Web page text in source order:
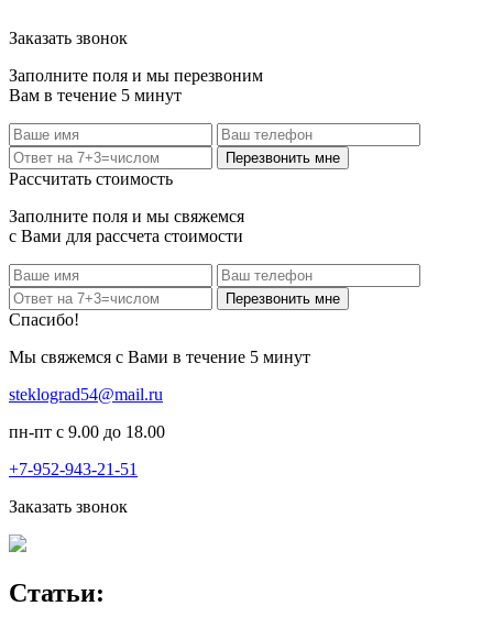
Заказать звонок
Заполните поля и мы перезвоним
Вам в течение 5 минут
Перезвонить мне
Рассчитать стоимость
Заполните поля и мы свяжемся
с Вами для рассчета стоимости
Перезвонить мне
Спасибо!
Мы свяжемся с Вами в течение 5 минут
steklograd54@mail.ru
пн-пт с 9.00 до 18.00
+7-952-943-21-51
Заказать звонок
Статьи: